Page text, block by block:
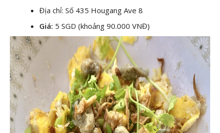
Địa chỉ: Số 435 Hougang Ave 8
Giá: 5 SGD (khoảng 90.000 VNĐ)